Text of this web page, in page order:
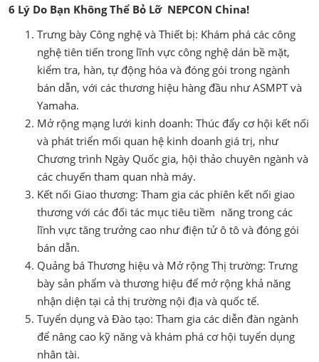
6 Lý Do Bạn Không Thể Bỏ Lỡ NEPCON China!
Trưng bày Công nghệ và Thiết bị: Khám phá các công
nghệ tiên tiến trong lĩnh vực công nghệ dán bề mặt,
kiểm tra, hàn, tự động hóa và đóng gói trong ngành
bán dẫn, với các thương hiệu hàng đầu như ASMPT và
Yamaha.
Mở rộng mạng lưới kinh doanh: Thúc đẩy cơ hội kết nối
và phát triển mối quan hệ kinh doanh giá trị, như
Chương trình Ngày Quốc gia, hội thảo chuyên ngành và
các chuyến tham quan nhà máy.
Kết nối Giao thương: Tham gia các phiên kết nối giao
thương với các đối tác mục tiêu tiềm năng trong các
lĩnh vực tăng trưởng cao như điện tử ô tô và đóng gói
bán dẫn.
Quảng bá Thương hiệu và Mở rộng Thị trường: Trưng
bày sản phẩm và thương hiệu để mở rộng khả năng
nhận diện tại cả thị trường nội địa và quốc tế.
Tuyển dụng và Đào tạo: Tham gia các diễn đàn ngành
để nâng cao kỹ năng và khám phá cơ hội tuyển dụng
nhân tài.